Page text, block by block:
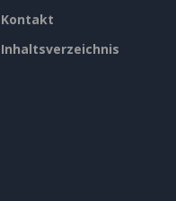
Kontakt
Inhaltsverzeichnis